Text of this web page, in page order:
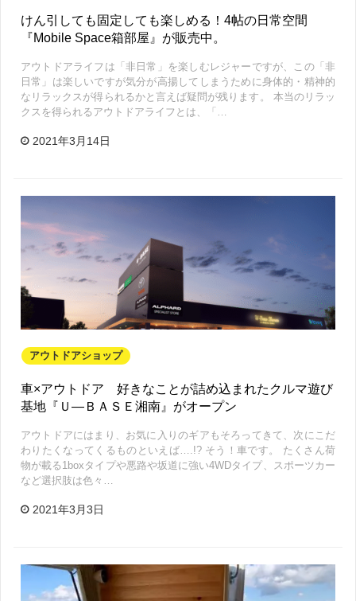
けん引しても固定しても楽しめる！4帖の日常空間
『Mobile Space箱部屋』が販売中。
アウトドアライフは「非日常」を楽しむレジャーですが、この「非
日常」は楽しいですが気分が高揚してしまうために身体的・精神的
なリラックスが得られるかと言えば疑問が残ります。 本当のリラッ
クスを得られるアウトドアライフとは、「…
2021年3月14日
アウトドアショップ
車×アウトドア 好きなことが詰め込まれたクルマ遊び
基地『Ｕ―ＢＡＳＥ湘南』がオープン
アウトドアにはまり、お気に入りのギアもそろってきて、次にこだ
わりたくなってくるものといえば….!? そう！車です。 たくさん荷
物が載る1boxタイプや悪路や坂道に強い4WDタイプ、スポーツカー
など選択肢は色々…
2021年3月3日